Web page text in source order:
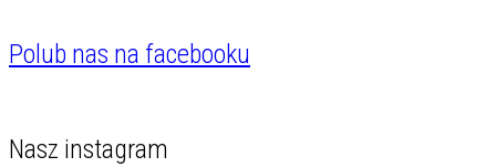
Polub nas na facebooku
Nasz instagram